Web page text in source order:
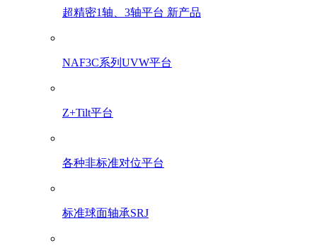
超精密1轴、3轴平台 新产品
NAF3C系列UVW平台
Z+Tilt平台
各种非标准对位平台
标准球面轴承SRJ